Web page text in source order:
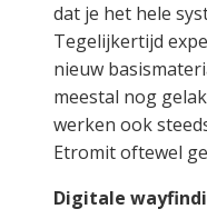
dat je het hele
Tegelijkertijd
nieuw
meestal nog
werken ook
Etromit oftewel
Digitale